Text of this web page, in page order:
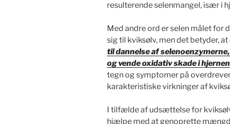
resulterende selenmangel, især i
Med andre ord er selen målet for
sig til kviksølv, men det betyder, at
til dannelse af
og vende oxidativ skade i hjernen
tegn og symptomer på
karakteristiske virkninger af
I tilfælde af udsættelse for
hjælpe med at genoprette